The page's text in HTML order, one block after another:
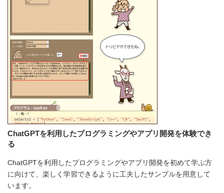
ChatGPTを利用したプログラミングやアプリ開発を体験でき
る
ChatGPTを利用したプログラミングやアプリ開発を初めて学ぶ方
に向けて、楽しく学習できるように工夫したサンプルを用意して
います。